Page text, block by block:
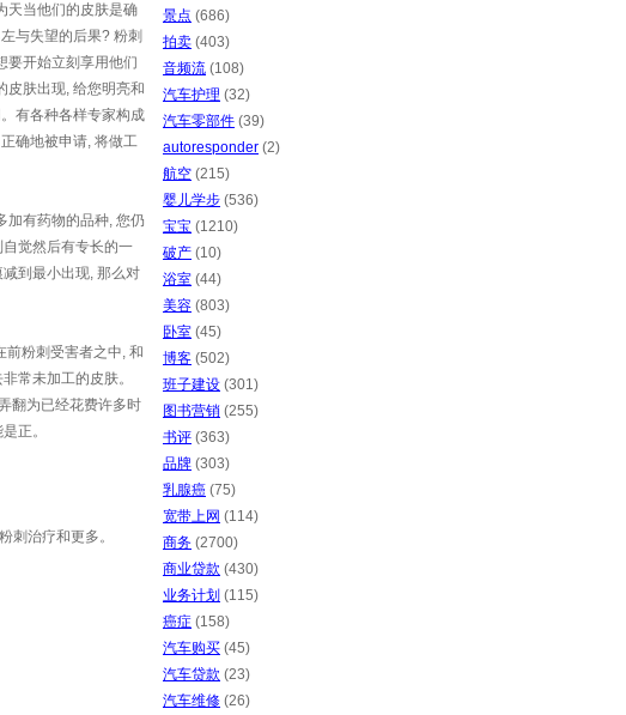
天当他们的皮肤是确
与失望的后果? 粉刺
要开始立刻享用他们
皮肤出现, 给您明亮和
有各种各样专家构成
确地被申请, 将做工
加有药物的品种, 您仍
觉然后有专长的一
到最小出现, 那么对
粉刺受害者之中, 和
常未加工的皮肤。
翻为已经花费许多时
正。
刺治疗和更多。
景点 (686)
拍卖 (403)
音频流 (108)
汽车护理 (32)
汽车零部件 (39)
autoresponder (2)
航空 (215)
婴儿学步 (536)
宝宝 (1210)
破产 (10)
浴室 (44)
美容 (803)
卧室 (45)
博客 (502)
班子建设 (301)
图书营销 (255)
书评 (363)
品牌 (303)
乳腺癌 (75)
宽带上网 (114)
商务 (2700)
商业贷款 (430)
业务计划 (115)
癌症 (158)
汽车购买 (45)
汽车贷款 (23)
汽车维修 (26)